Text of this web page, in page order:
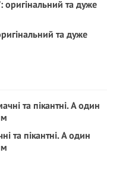
та дуже
та пікантні. А один